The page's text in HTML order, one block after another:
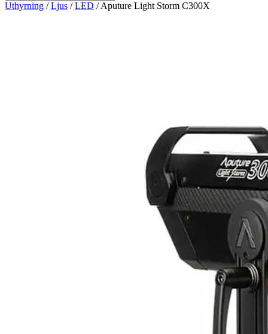
Uthyrning / Ljus / LED / Aputure Light Storm C300X